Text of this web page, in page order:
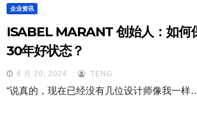
企业资讯
ISABEL MARANT 创始人：如何
30年好状态？
6 月 20, 2024 TENG
“说真的，现在已经没有几位设计师像我一样